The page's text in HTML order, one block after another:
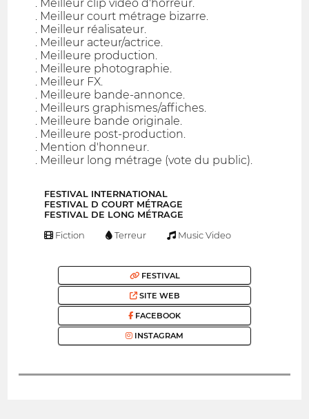
. Meilleur clip vidéo d'horreur.
. Meilleur court métrage bizarre.
. Meilleur réalisateur.
. Meilleur acteur/actrice.
. Meilleure production.
. Meilleure photographie.
. Meilleur FX.
. Meilleure bande-annonce.
. Meilleurs graphismes/affiches.
. Meilleure bande originale.
. Meilleure post-production.
. Mention d'honneur.
. Meilleur long métrage (vote du public).
FESTIVAL INTERNATIONAL
FESTIVAL D COURT MÉTRAGE
FESTIVAL DE LONG MÉTRAGE
Fiction Terreur Music Video
FESTIVAL
SITE WEB
FACEBOOK
INSTAGRAM